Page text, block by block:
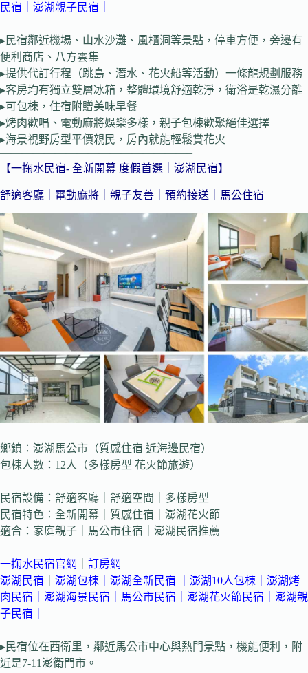
民宿
澎湖親子民宿
▸民宿鄰近機場、山水沙灘、風櫃洞等景點，停車方便，旁邊有
便利商店、八方雲集
▸提供代訂行程（跳島、潛水、花火船等活動）一條龍規劃服務
▸客房均有獨立雙層冰箱，整體環境舒適乾淨，衛浴是乾濕分離
▸可包棟，住宿附贈美味早餐
▸烤肉歡唱、電動麻將娛樂多樣，親子包棟歡聚絕佳選擇
▸海景視野房型平價親民，房內就能輕鬆賞花火
—————————————————–
【一掬水民宿- 全新開幕 度假首選｜澎湖民宿】
舒適客廳｜電動麻將｜親子友善｜預約接送｜馬公住宿
鄉鎮：澎湖馬公市（質感住宿 近海邊民宿）
包棟人數：12人（多樣房型 花火節旅遊）
民宿設備：舒適客廳｜舒適空間｜多樣房型
民宿特色：全新開幕｜質感住宿｜澎湖花火節
適合：家庭親子｜馬公市住宿｜澎湖民宿推薦
一掬水民宿官網
訂房網
澎湖民宿
澎湖包棟 澎湖全新民宿 ｜ 澎湖10人包棟
澎湖烤
肉民宿
澎湖海景民宿 馬公市民宿 澎湖花火節民宿
澎湖親
子民宿
▸民宿位在西衛里，鄰近馬公市中心與熱門景點，機能便利，附
近是7-11澎衛門市。